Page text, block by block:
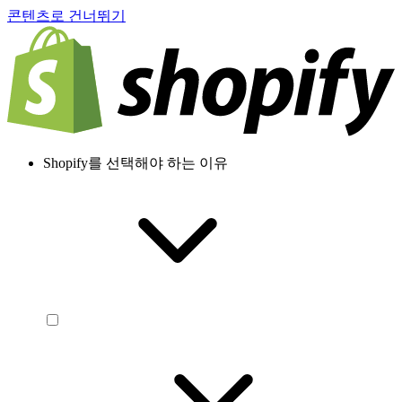
콘텐츠로 건너뛰기
Shopify를 선택해야 하는 이유